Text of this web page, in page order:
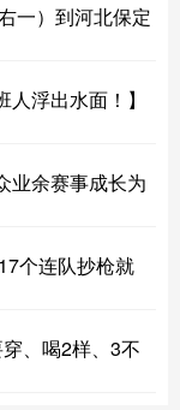
一）到河北保定
浮出水面！】
业余赛事成长为
个连队抄枪就
、喝2样、3不